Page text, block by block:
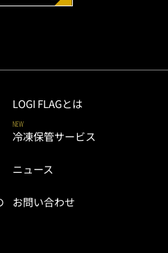
LOGI FLAGとは
NEW
冷凍保管サービス
ニュース
お問い合わせ